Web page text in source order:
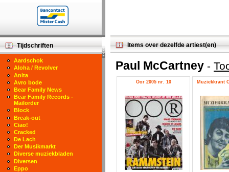
Items over dezelfde artiest(en)
Paul McCartney -
Oor 2005 nr. 10 Muziekkrant
Tijdschriften
Aardschok
Aloha / Revolver
Anita
Avro bode
Bear Family News
Bear Family Records -
Mailorder
Block
Break-out
Ciao!
Cracked
De Lach
Der Musikmarkt
Diverse muziekbladen
Diversen
Eppo